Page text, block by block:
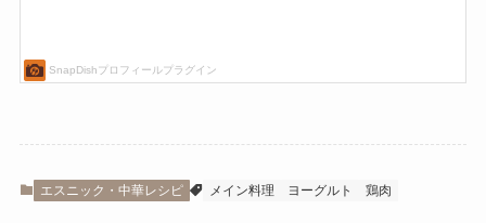
エスニック・中華レシピ メイン料理 ヨーグルト 鶏肉